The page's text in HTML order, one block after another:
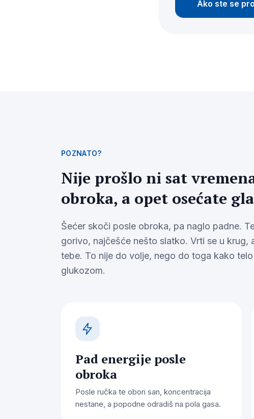
Ako ste se
POZNATO?
Nije prošlo ni sat
obroka, a opet osećate
Šećer skoči posle obroka, pa naglo padne.
gorivo, najčešće nešto slatko. Vrti se u krug,
tebe. To nije do volje, nego do toga kako
glukozom.
Pad energije posle
obroka
Posle ručka te obori san, koncentracija
nestane, a popodne odradiš na pola gasa.